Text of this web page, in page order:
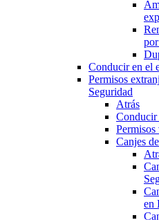
Conducir en el
Permisos
Seguridad
Atrás
Conducir
Permisos
Canjes
en